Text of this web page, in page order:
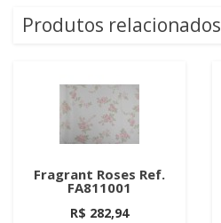
Produtos relacionados
Fragrant Roses Ref.
FA811001
R$ 282,94